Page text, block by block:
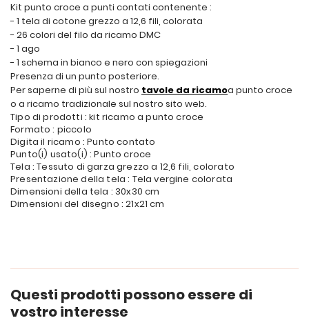
Kit punto croce a punti contati contenente :
- 1 tela di cotone grezzo a 12,6 fili, colorata
- 26 colori del filo da ricamo DMC
- 1 ago
- 1 schema in bianco e nero con spiegazioni
Presenza di un punto posteriore.
Per saperne di più sul nostro tavole da ricamoa punto croce
o a ricamo tradizionale sul nostro sito web.
Tipo di prodotti : kit ricamo a punto croce
Formato : piccolo
Digita il ricamo : Punto contato
Punto(i) usato(i) : Punto croce
Tela : Tessuto di garza grezzo a 12,6 fili, colorato
Presentazione della tela : Tela vergine colorata
Dimensioni della tela : 30x30 cm
Dimensioni del disegno : 21x21 cm
Questi prodotti possono essere di
vostro interesse